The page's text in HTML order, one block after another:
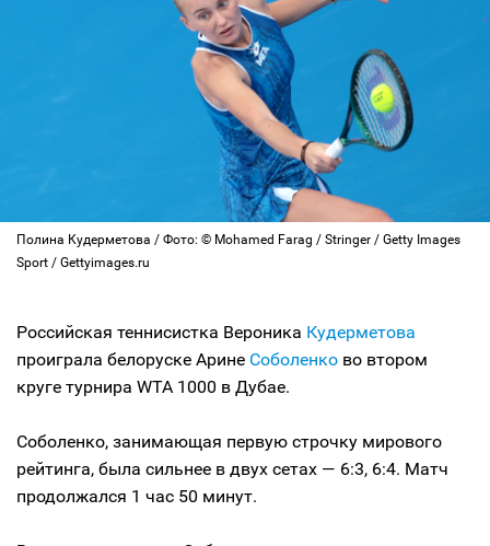
Полина Кудерметова / Фото: © Mohamed Farag / Stringer / Getty Images
Sport / Gettyimages.ru
Российская теннисистка Вероника Кудерметова
проиграла белоруске Арине Соболенко во втором
круге турнира WTA 1000 в Дубае.
Соболенко, занимающая первую строчку мирового
рейтинга, была сильнее в двух сетах — 6:3, 6:4. Матч
продолжался 1 час 50 минут.